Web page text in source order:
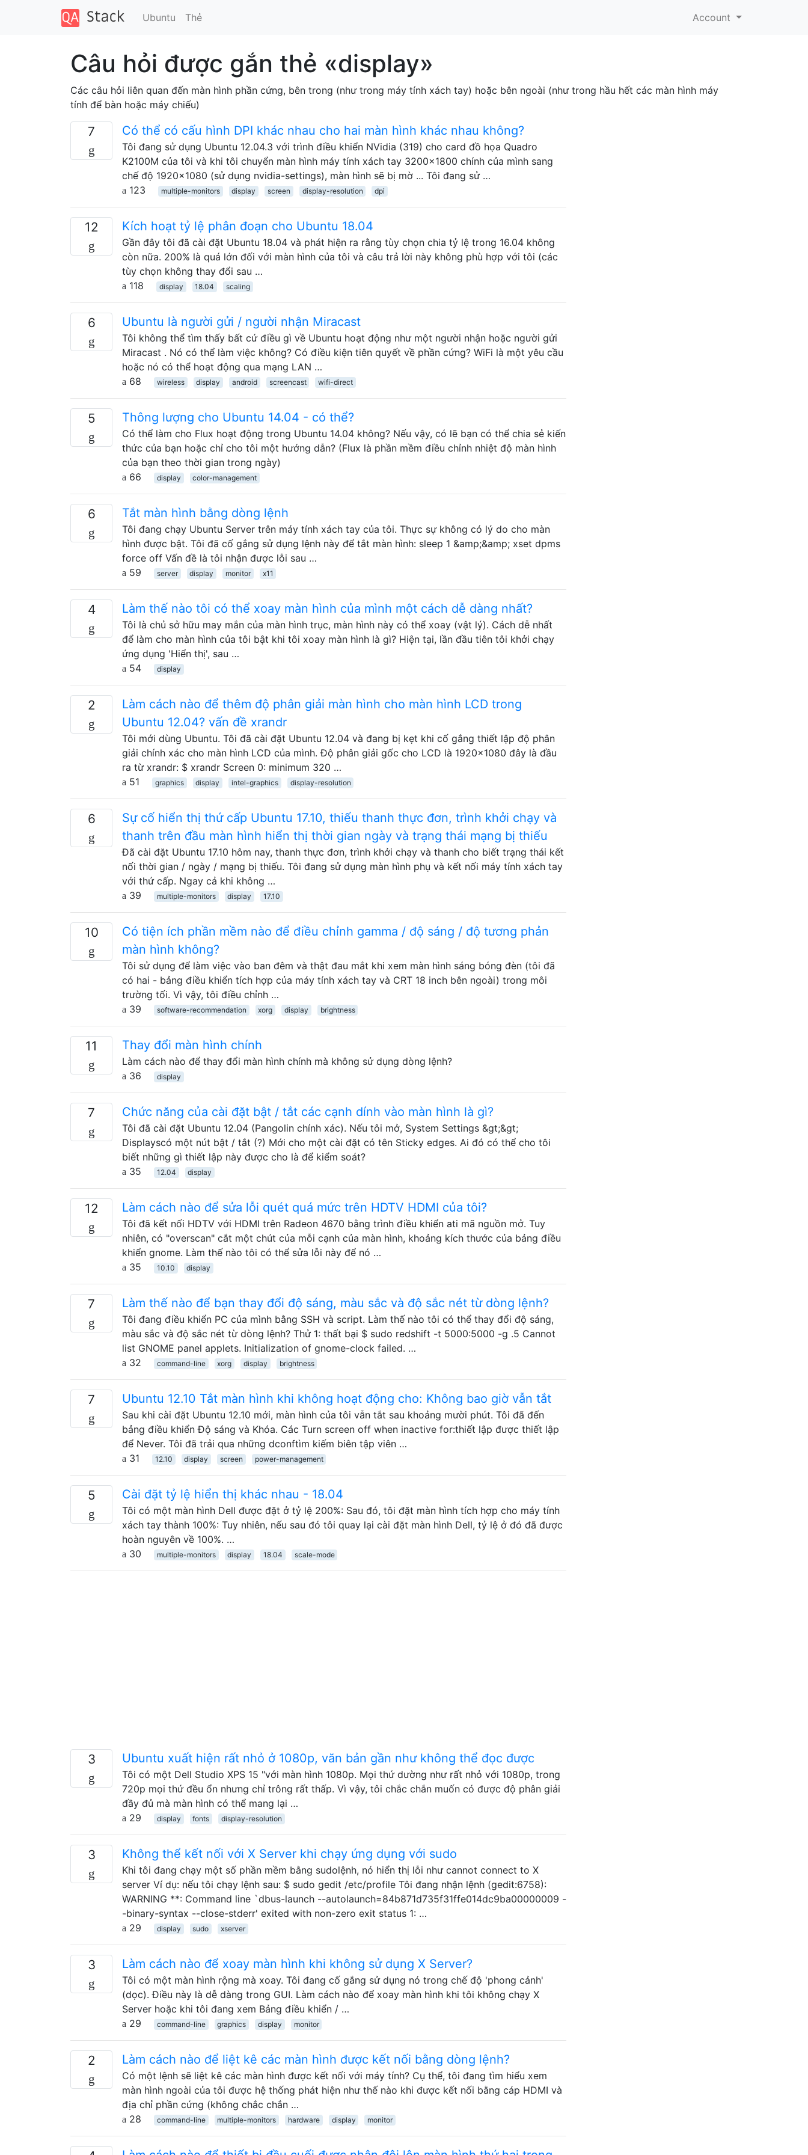
Ubuntu Thẻ Account
Câu hỏi được gắn thẻ «display»
Các câu hỏi liên quan đến màn hình phần cứng, bên trong (như trong máy tính xách tay) hoặc bên ngoài (như trong hầu hết các màn hình máy
tính để bàn hoặc máy chiếu)
7 Có thể có cấu hình DPI khác nhau cho hai màn hình khác nhau không?
Tôi đang sử dụng Ubuntu 12.04.3 với trình điều khiển NVidia (319) cho card đồ họa Quadro
K2100M của tôi và khi tôi chuyển màn hình máy tính xách tay 3200x1800 chính của mình sang
chế độ 1920x1080 (sử dụng nvidia-settings), màn hình sẽ bị mờ ... Tôi đang sử …
123
multiple-monitors display screen display-resolution dpi
12 Kích hoạt tỷ lệ phân đoạn cho Ubuntu 18.04
Gần đây tôi đã cài đặt Ubuntu 18.04 và phát hiện ra rằng tùy chọn chia tỷ lệ trong 16.04 không
còn nữa. 200% là quá lớn đối với màn hình của tôi và câu trả lời này không phù hợp với tôi (các
tùy chọn không thay đổi sau …
118
display 18.04 scaling
6 Ubuntu là người gửi / người nhận Miracast
Tôi không thể tìm thấy bất cứ điều gì về Ubuntu hoạt động như một người nhận hoặc người gửi
Miracast . Nó có thể làm việc không? Có điều kiện tiên quyết về phần cứng? WiFi là một yêu cầu
hoặc nó có thể hoạt động qua mạng LAN …
68
wireless display android screencast wifi-direct
5 Thông lượng cho Ubuntu 14.04 - có thể?
Có thể làm cho Flux hoạt động trong Ubuntu 14.04 không? Nếu vậy, có lẽ bạn có thể chia sẻ kiến
​​thức của bạn hoặc chỉ cho tôi một hướng dẫn? (Flux là phần mềm điều chỉnh nhiệt độ màn hình
của bạn theo thời gian trong ngày)
66
display color-management
6 Tắt màn hình bằng dòng lệnh
Tôi đang chạy Ubuntu Server trên máy tính xách tay của tôi. Thực sự không có lý do cho màn
hình được bật. Tôi đã cố gắng sử dụng lệnh này để tắt màn hình: sleep 1 &amp;&amp; xset dpms
force off Vấn đề là tôi nhận được lỗi sau …
59
server display monitor x11
4 Làm thế nào tôi có thể xoay màn hình của mình một cách dễ dàng nhất?
Tôi là chủ sở hữu may mắn của màn hình trục, màn hình này có thể xoay (vật lý). Cách dễ nhất
để làm cho màn hình của tôi bật khi tôi xoay màn hình là gì? Hiện tại, lần đầu tiên tôi khởi chạy
ứng dụng 'Hiển thị', sau …
54
display
2
Làm cách nào để thêm độ phân giải màn hình cho màn hình LCD trong
Ubuntu 12.04? vấn đề xrandr
Tôi mới dùng Ubuntu. Tôi đã cài đặt Ubuntu 12.04 và đang bị kẹt khi cố gắng thiết lập độ phân
giải chính xác cho màn hình LCD của mình. Độ phân giải gốc cho LCD là 1920x1080 đây là đầu
ra từ xrandr: $ xrandr Screen 0: minimum 320 …
51
graphics display intel-graphics display-resolution
6
Sự cố hiển thị thứ cấp Ubuntu 17.10, thiếu thanh thực đơn, trình khởi chạy và
thanh trên đầu màn hình hiển thị thời gian ngày và trạng thái mạng bị thiếu
Đã cài đặt Ubuntu 17.10 hôm nay, thanh thực đơn, trình khởi chạy và thanh cho biết trạng thái kết
nối thời gian / ngày / mạng bị thiếu. Tôi đang sử dụng màn hình phụ và kết nối máy tính xách tay
với thứ cấp. Ngay cả khi không …
39
multiple-monitors display 17.10
10
Có tiện ích phần mềm nào để điều chỉnh gamma / độ sáng / độ tương phản
màn hình không?
Tôi sử dụng để làm việc vào ban đêm và thật đau mắt khi xem màn hình sáng bóng đèn (tôi đã
có hai - bảng điều khiển tích hợp của máy tính xách tay và CRT 18 inch bên ngoài) trong môi
trường tối. Vì vậy, tôi điều chỉnh …
39
software-recommendation xorg display brightness
11 Thay đổi màn hình chính
Làm cách nào để thay đổi màn hình chính mà không sử dụng dòng lệnh?
36
display
7 Chức năng của cài đặt bật / tắt các cạnh dính vào màn hình là gì?
Tôi đã cài đặt Ubuntu 12.04 (Pangolin chính xác). Nếu tôi mở, System Settings &gt;&gt;
Displayscó một nút bật / tắt (?) Mới cho một cài đặt có tên Sticky edges. Ai đó có thể cho tôi
biết những gì thiết lập này được cho là để kiểm soát?
35
12.04 display
12 Làm cách nào để sửa lỗi quét quá mức trên HDTV HDMI của tôi?
Tôi đã kết nối HDTV với HDMI trên Radeon 4670 bằng trình điều khiển ati mã nguồn mở. Tuy
nhiên, có "overscan" cắt một chút của mỗi cạnh của màn hình, khoảng kích thước của bảng điều
khiển gnome. Làm thế nào tôi có thể sửa lỗi này để nó …
35
10.10 display
7 Làm thế nào để bạn thay đổi độ sáng, màu sắc và độ sắc nét từ dòng lệnh?
Tôi đang điều khiển PC của mình bằng SSH và script. Làm thế nào tôi có thể thay đổi độ sáng,
màu sắc và độ sắc nét từ dòng lệnh? Thử 1: thất bại $ sudo redshift -t 5000:5000 -g .5 Cannot
list GNOME panel applets. Initialization of gnome-clock failed. …
32
command-line xorg display brightness
7 Ubuntu 12.10 Tắt màn hình khi không hoạt động cho: Không bao giờ vẫn tắt
Sau khi cài đặt Ubuntu 12.10 mới, màn hình của tôi vẫn tắt sau khoảng mười phút. Tôi đã đến
bảng điều khiển Độ sáng và Khóa. Các Turn screen off when inactive for:thiết lập được thiết lập
để Never. Tôi đã trải qua những dconftìm kiếm biên tập viên …
31
12.10 display screen power-management
5 Cài đặt tỷ lệ hiển thị khác nhau - 18.04
Tôi có một màn hình Dell được đặt ở tỷ lệ 200%: Sau đó, tôi đặt màn hình tích hợp cho máy tính
xách tay thành 100%: Tuy nhiên, nếu sau đó tôi quay lại cài đặt màn hình Dell, tỷ lệ ở đó đã được
hoàn nguyên về 100%. …
30
multiple-monitors display 18.04 scale-mode
3 Ubuntu xuất hiện rất nhỏ ở 1080p, văn bản gần như không thể đọc được
Tôi có một Dell Studio XPS 15 "với màn hình 1080p. Mọi thứ dường như rất nhỏ với 1080p, trong
720p mọi thứ đều ổn nhưng chỉ trông rất thấp. Vì vậy, tôi chắc chắn muốn có được độ phân giải
đầy đủ mà màn hình có thể mang lại …
29
display fonts display-resolution
3 Không thể kết nối với X Server khi chạy ứng dụng với sudo
Khi tôi đang chạy một số phần mềm bằng sudolệnh, nó hiển thị lỗi như cannot connect to X
server Ví dụ: nếu tôi chạy lệnh sau: $ sudo gedit /etc/profile Tôi đang nhận lệnh (gedit:6758):
WARNING **: Command line `dbus-launch --autolaunch=84b871d735f31ffe014dc9ba00000009 -
-binary-syntax --close-stderr' exited with non-zero exit status 1: …
29
display sudo xserver
3 Làm cách nào để xoay màn hình khi không sử dụng X Server?
Tôi có một màn hình rộng mà xoay. Tôi đang cố gắng sử dụng nó trong chế độ 'phong cảnh'
(dọc). Điều này là dễ dàng trong GUI. Làm cách nào để xoay màn hình khi tôi không chạy X
Server hoặc khi tôi đang xem Bảng điều khiển / …
29
command-line graphics display monitor
2 Làm cách nào để liệt kê các màn hình được kết nối bằng dòng lệnh?
Có một lệnh sẽ liệt kê các màn hình được kết nối với máy tính? Cụ thể, tôi đang tìm hiểu xem
màn hình ngoài của tôi được hệ thống phát hiện như thế nào khi được kết nối bằng cáp HDMI và
địa chỉ phần cứng (không chắc chắn …
28
command-line multiple-monitors hardware display monitor